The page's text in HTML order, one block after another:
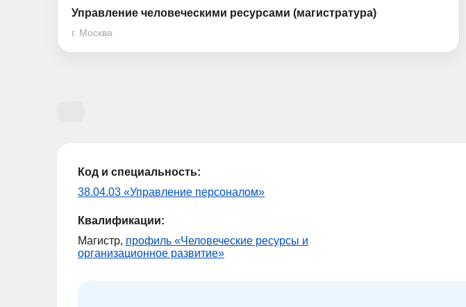
Управление человеческими ресурсами (магистратура)
г. Москва
Код и специальность:
38.04.03 «Управление персоналом»
Квалификации:
Магистр, профиль «Человеческие ресурсы и
организационное развитие»